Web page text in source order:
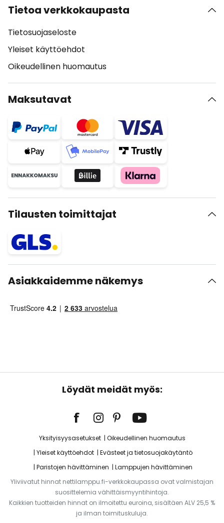
Tietoa verkkokaupasta
Tietosuojaseloste
Yleiset käyttöehdot
Oikeudellinen huomautus
Maksutavat
Tilausten toimittajat
Asiakkaidemme näkemys
Löydät meidät myös:
Yksityisyysasetukset
Oikeudellinen huomautus
Yleiset käyttöehdot
Evästeet ja tietosuojakäytäntö
Paristojen hävittäminen
Lamppujen hävittäminen
Yliviivatut hinnat nettilamppu.fi-verkkokaupassa ovat valmistajan
suosittelemia vähittäismyyntihintoja.
Kaikkien tuotteiden hinnat on ilmoitettu euroina, sisältäen ALV 25,5 %
ja ilman toimituskuluja.